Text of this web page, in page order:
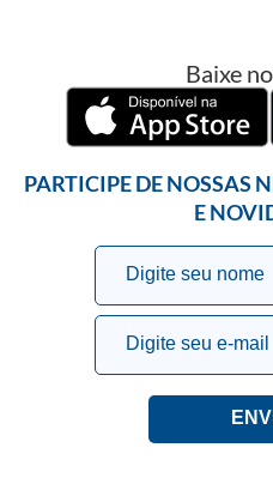
Baixe
PARTICIPE DE NOSSAS
E